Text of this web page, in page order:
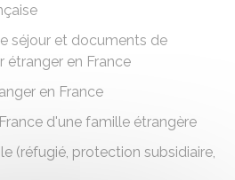
séjour et documents de
étranger en France
en France
d'une famille étrangère
(réfugié, protection subsidiaire,